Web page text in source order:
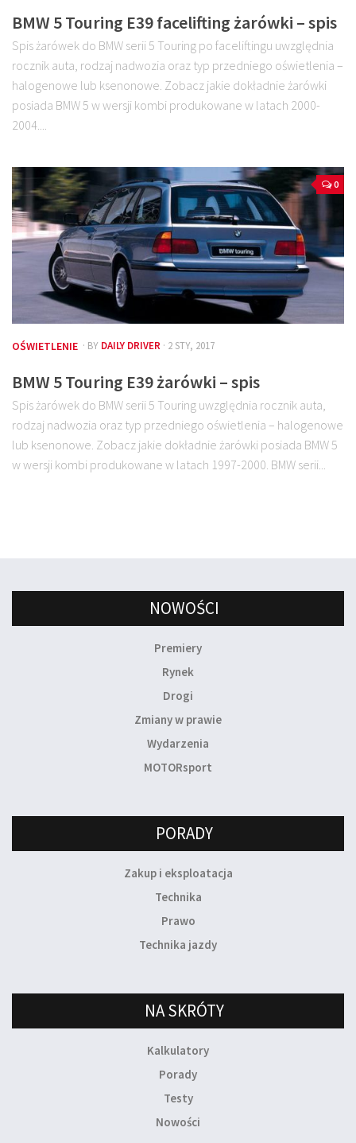
BMW 5 Touring E39 facelifting żarówki – spis
Spis żarówek do BMW serii 5 Touring po faceliftingu uwzględnia
rocznik auta, rodzaj nadwozia oraz typ przedniego oświetlenia –
halogenowe lub ksenonowe. Zobacz jakie dokładnie żarówki
posiada BMW 5 w wersji kombi produkowane w latach 2000-
2004....
0
OŚWIETLENIE · BY DAILY DRIVER · 2 STY, 2017
BMW 5 Touring E39 żarówki – spis
Spis żarówek do BMW serii 5 Touring uwzględnia rocznik auta,
rodzaj nadwozia oraz typ przedniego oświetlenia – halogenowe
lub ksenonowe. Zobacz jakie dokładnie żarówki posiada BMW 5
w wersji kombi produkowane w latach 1997-2000. BMW serii...
NOWOŚCI
Premiery
Rynek
Drogi
Zmiany w prawie
Wydarzenia
MOTORsport
PORADY
Zakup i eksploatacja
Technika
Prawo
Technika jazdy
NA SKRÓTY
Kalkulatory
Porady
Testy
Nowości